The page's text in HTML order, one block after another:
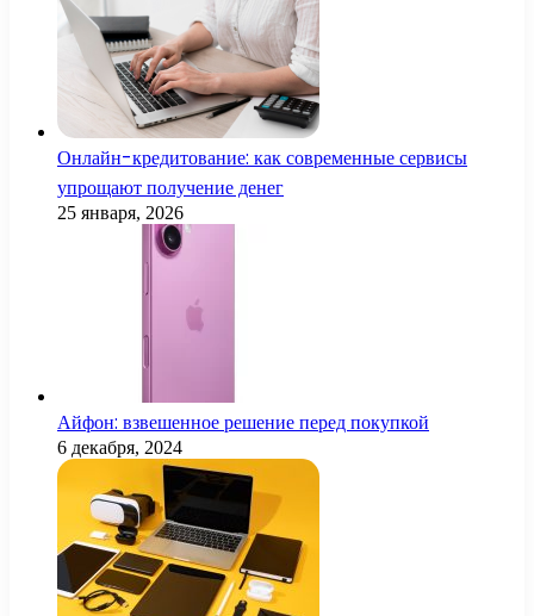
Онлайн-кредитование: как современные сервисы
упрощают получение денег
25 января, 2026
Айфон: взвешенное решение перед покупкой
6 декабря, 2024